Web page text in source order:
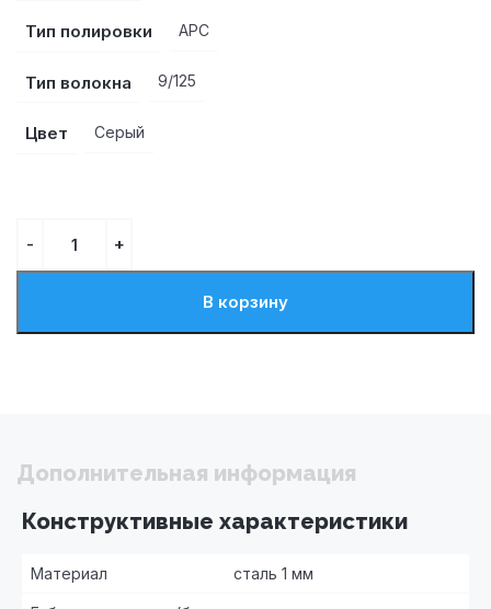
Тип полировки APC
Тип волокна 9/125
Цвет Серый
В корзину
Дополнительная информация
Конструктивные характеристики
Материал сталь 1 мм